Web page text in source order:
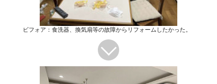
ビフォア：食洗器、換気扇等の故障からリフォームしたかった。